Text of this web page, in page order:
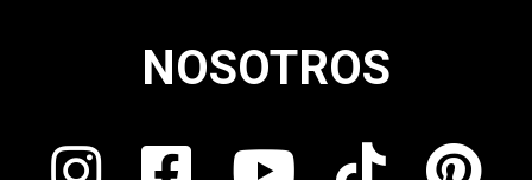
NOSOTROS